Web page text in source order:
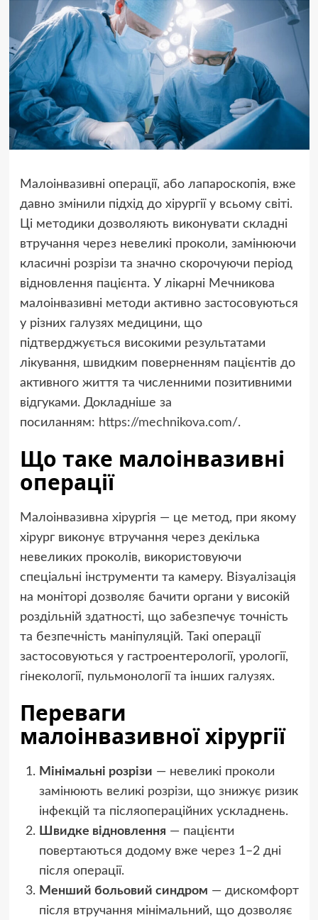
Малоінвазивні операції, або лапароскопія, вже
давно змінили підхід до хірургії у всьому світі.
Ці методики дозволяють виконувати складні
втручання через невеликі проколи, замінюючи
класичні розрізи та значно скорочуючи період
відновлення пацієнта. У лікарні Мечникова
малоінвазивні методи активно застосовуються
у різних галузях медицини, що
підтверджується високими результатами
лікування, швидким поверненням пацієнтів до
активного життя та численними позитивними
відгуками. Докладніше за
посиланням: https://mechnikova.com/.
Що таке малоінвазивні
операції
Малоінвазивна хірургія — це метод, при якому
хірург виконує втручання через декілька
невеликих проколів, використовуючи
спеціальні інструменти та камеру. Візуалізація
на моніторі дозволяє бачити органи у високій
роздільній здатності, що забезпечує точність
та безпечність маніпуляцій. Такі операції
застосовуються у гастроентерології, урології,
гінекології, пульмонології та інших галузях.
Переваги
малоінвазивної хірургії
Мінімальні розрізи — невеликі проколи
замінюють великі розрізи, що знижує ризик
інфекцій та післяопераційних ускладнень.
Швидке відновлення — пацієнти
повертаються додому вже через 1–2 дні
після операції.
Менший больовий синдром — дискомфорт
після втручання мінімальний, що дозволяє